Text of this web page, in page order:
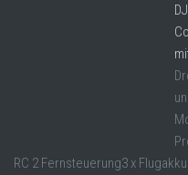
RC 2 Fernsteuerung3 x